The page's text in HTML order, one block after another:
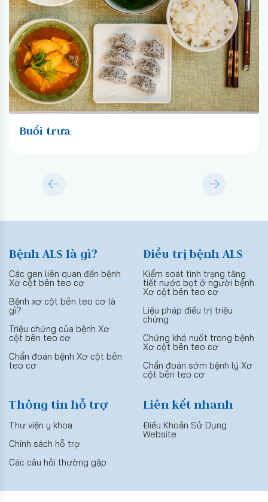
Buổi trưa
Bệnh ALS là gì?
Các gen liên quan đến bệnh
Xơ cột bên teo cơ
Bệnh xơ cột bên teo cơ là
gì?
Triệu chứng của bệnh Xơ
cột bên teo cơ
Chẩn đoán bệnh Xơ cột bên
teo cơ
Điều trị bệnh ALS
Kiểm soát tình trạng tăng
tiết nước bọt ở người bệnh
Xơ cột bên teo cơ
Liệu pháp điều trị triệu
chứng
Chứng khó nuốt trong bệnh
Xơ cột bên teo cơ
Chẩn đoán sớm bệnh lý Xơ
cột bên teo cơ
Thông tin hỗ trợ
Thư viện y khoa
Chính sách hỗ trợ
Các câu hỏi thường gặp
Liên kết nhanh
Điều Khoản Sử Dụng
Website